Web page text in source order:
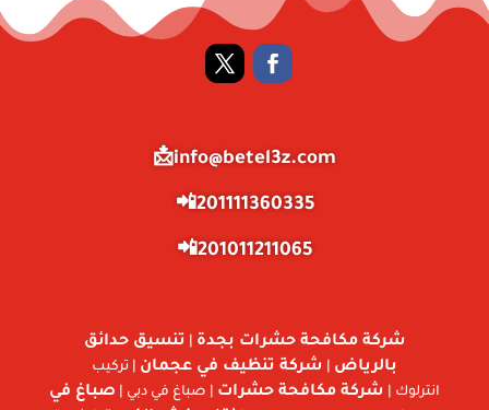
info@betel3z.com📩
201111360335📲
201011211065📲
شركة مكافحة حشرات بجدة
تنسيق حدائق
بالرياض
شركة تنظيف في عجمان | تركيب
انترلوك |
شركة مكافحة حشرات | صباغ في دبي | صباغ في